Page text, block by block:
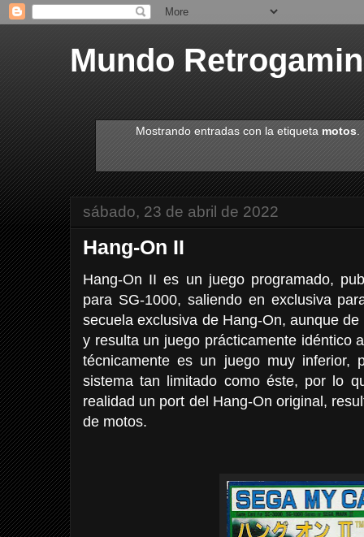
Mundo
Mostrando entradas con la etiqueta motos.
sábado, 23 de abril de 2022
Hang-On II
Hang-On II es un juego programado,
para SG-1000, saliendo en exclusiva
secuela exclusiva de Hang-On, aunque
y resulta un juego prácticamente idéntico
técnicamente es un juego muy inferior,
sistema tan limitado como éste, por lo
realidad un port del Hang-On original,
de motos.